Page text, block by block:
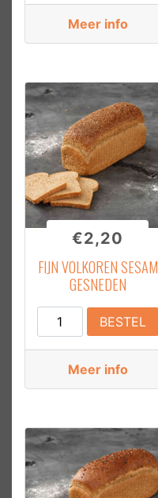
Maanzaad
Gesneden
aantal
Meer info
€2,20
FIJN VOLKOREN SESAM
GESNEDEN
Volkoren
sesam
Gesneden
aantal
BESTEL
Meer info